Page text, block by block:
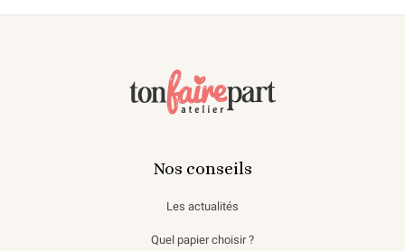
Nos conseils
Les actualités
Quel papier choisir ?